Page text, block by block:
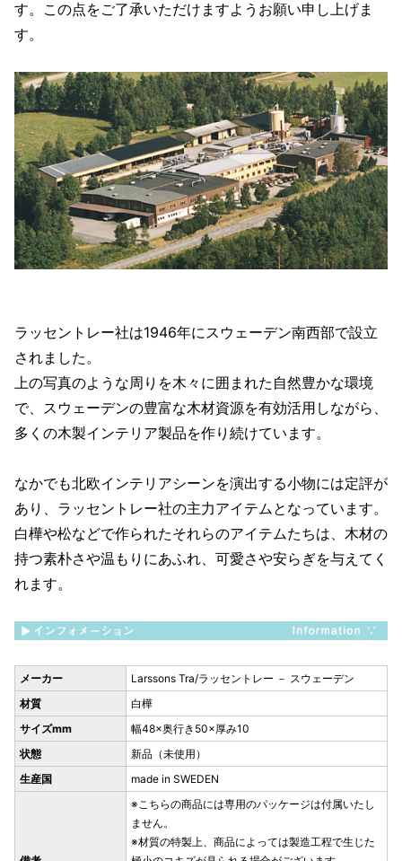
す。この点をご了承いただけますようお願い申し上げま
す。
ラッセントレー社は1946年にスウェーデン南西部で設立
されました。
上の写真のような周りを木々に囲まれた自然豊かな環境
で、スウェーデンの豊富な木材資源を有効活用しながら、
多くの木製インテリア製品を作り続けています。
なかでも北欧インテリアシーンを演出する小物には定評が
あり、ラッセントレー社の主力アイテムとなっています。
白樺や松などで作られたそれらのアイテムたちは、木材の
持つ素朴さや温もりにあふれ、可愛さや安らぎを与えてく
れます。
メーカー
Larssons Tra/ラッセントレー － スウェーデン
材質
白樺
サイズmm
幅48×奥行き50×厚み10
状態
新品（未使用）
生産国
made in SWEDEN
※こちらの商品には専用のパッケージは付属いたし
ません。
※材質の特製上、商品によっては製造工程で生じた